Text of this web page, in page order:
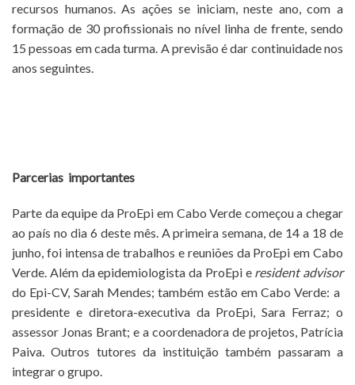
recursos humanos. As ações se iniciam, neste ano, com a
formação de 30 profissionais no nível linha de frente, sendo
15 pessoas em cada turma. A previsão é dar continuidade nos
anos seguintes.
Parcerias importantes
Parte da equipe da ProEpi em Cabo Verde começou a chegar
ao país no dia 6 deste mês. A primeira semana, de 14 a 18 de
junho, foi intensa de trabalhos e reuniões da ProEpi em Cabo
Verde. Além da epidemiologista da ProEpi e resident advisor
do Epi-CV, Sarah Mendes; também estão em Cabo Verde: a
presidente e diretora-executiva da ProEpi, Sara Ferraz; o
assessor Jonas Brant; e a coordenadora de projetos, Patrícia
Paiva. Outros tutores da instituição também passaram a
integrar o grupo.